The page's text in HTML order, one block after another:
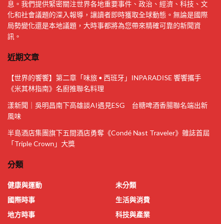
息。我們提供緊密關注世界各地重要事件、政治、經濟、科技、文
化和社會議題的深入報導，讓讀者即時獲取全球動態。無論是國際
局勢變化還是本地議題，大時事都將為您帶來精確可靠的新聞資
訊。
近期文章
【世界的饗饗】第⼆章「味旅 • 西班牙」INPARADISE 饗饗攜⼿
《⽶其林指南》名廚推聯名料理
漾新聞｜吳明昌南下高雄談AI遇見ESG 台糖啤酒香腸聯名端出新
風味
半島酒店集團旗下五間酒店勇奪《Condé Nast Traveler》雜誌首屆
「Triple Crown」大獎
分類
健康與運動
國際時事
地方時事
未分類
生活與消費
科技與產業